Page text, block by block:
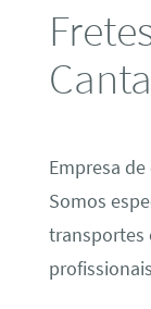
Empresa
Somos
transportes